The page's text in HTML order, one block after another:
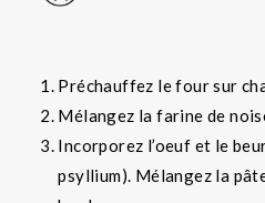
Préchauffez le four sur
Mélangez la farine de
Incorporez l’oeuf et le
psyllium). Mélangez la